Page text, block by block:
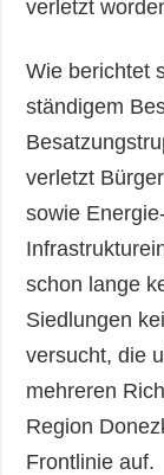
verletzt
Wie berichtet
ständigem
verletzt
sowie
schon lange
Siedlungen
versucht, die
mehreren
Region
Frontlinie auf.